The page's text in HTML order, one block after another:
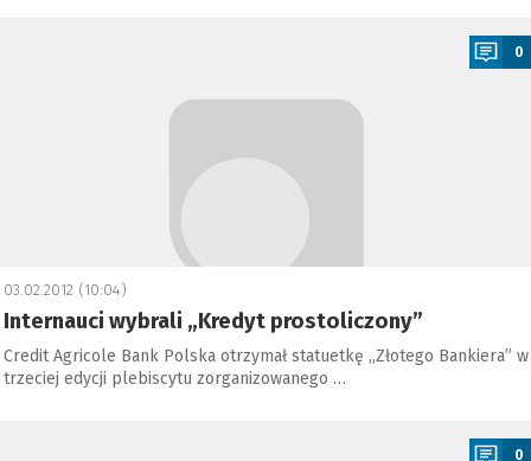
0
03.02.2012 (10:04)
Internauci wybrali „Kredyt prostoliczony”
Credit Agricole Bank Polska otrzymał statuetkę „Złotego Bankiera” w
trzeciej edycji plebiscytu zorganizowanego …
0